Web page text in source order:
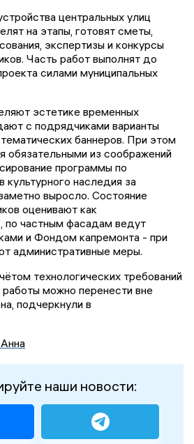
центральных улиц
на этапы, готовят сметы,
экспертизы и конкурсы
Часть работ выполнят до
силами муниципальных
эстетике временных
с подрядчиками варианты
баннеров. При этом
обязательными из соображений
программы по
культурного наследия за
выросло. Состояние
оценивают как
по частным фасадам ведут
и Фондом капремонта - при
административные меры.
технологических требований
можно перенести вне
подчеркнули в
наши новости: